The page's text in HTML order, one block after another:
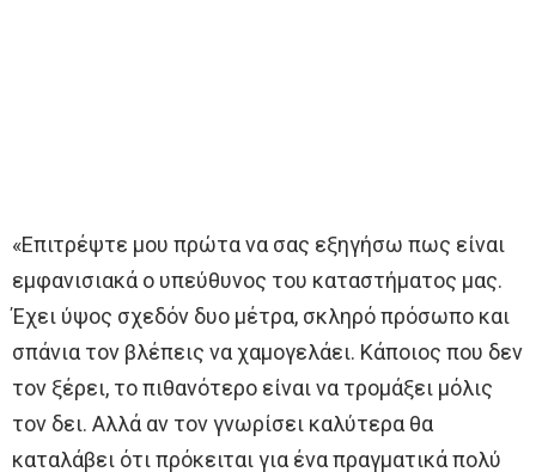
«Επιτρέψτε μου πρώτα να σας εξηγήσω πως είναι
εμφανισιακά ο υπεύθυνος του καταστήματος μας.
Έχει ύψος σχεδόν δυο μέτρα, σκληρό πρόσωπο και
σπάνια τον βλέπεις να χαμογελάει. Κάποιος που δεν
τον ξέρει, το πιθανότερο είναι να τρομάξει μόλις
τον δει. Αλλά αν τον γνωρίσει καλύτερα θα
καταλάβει ότι πρόκειται για ένα πραγματικά πολύ